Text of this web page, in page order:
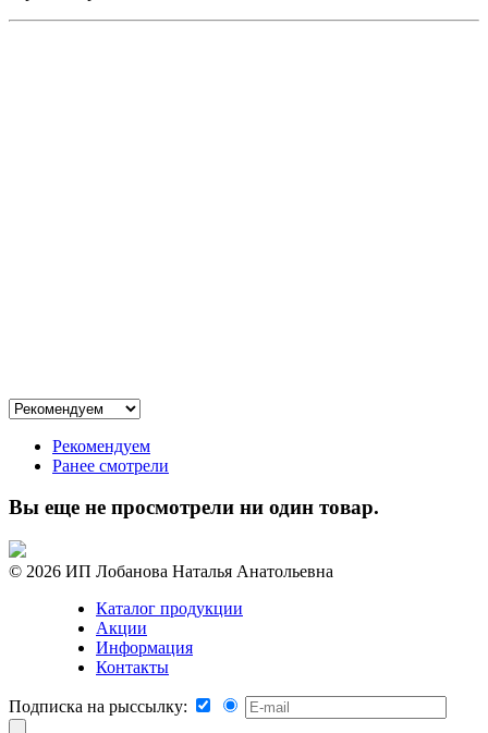
Рекомендуем
Ранее смотрели
Вы еще не просмотрели ни один товар.
© 2026 ИП Лобанова Наталья Анатольевна
Каталог продукции
Акции
Информация
Контакты
Подписка на рыссылку: